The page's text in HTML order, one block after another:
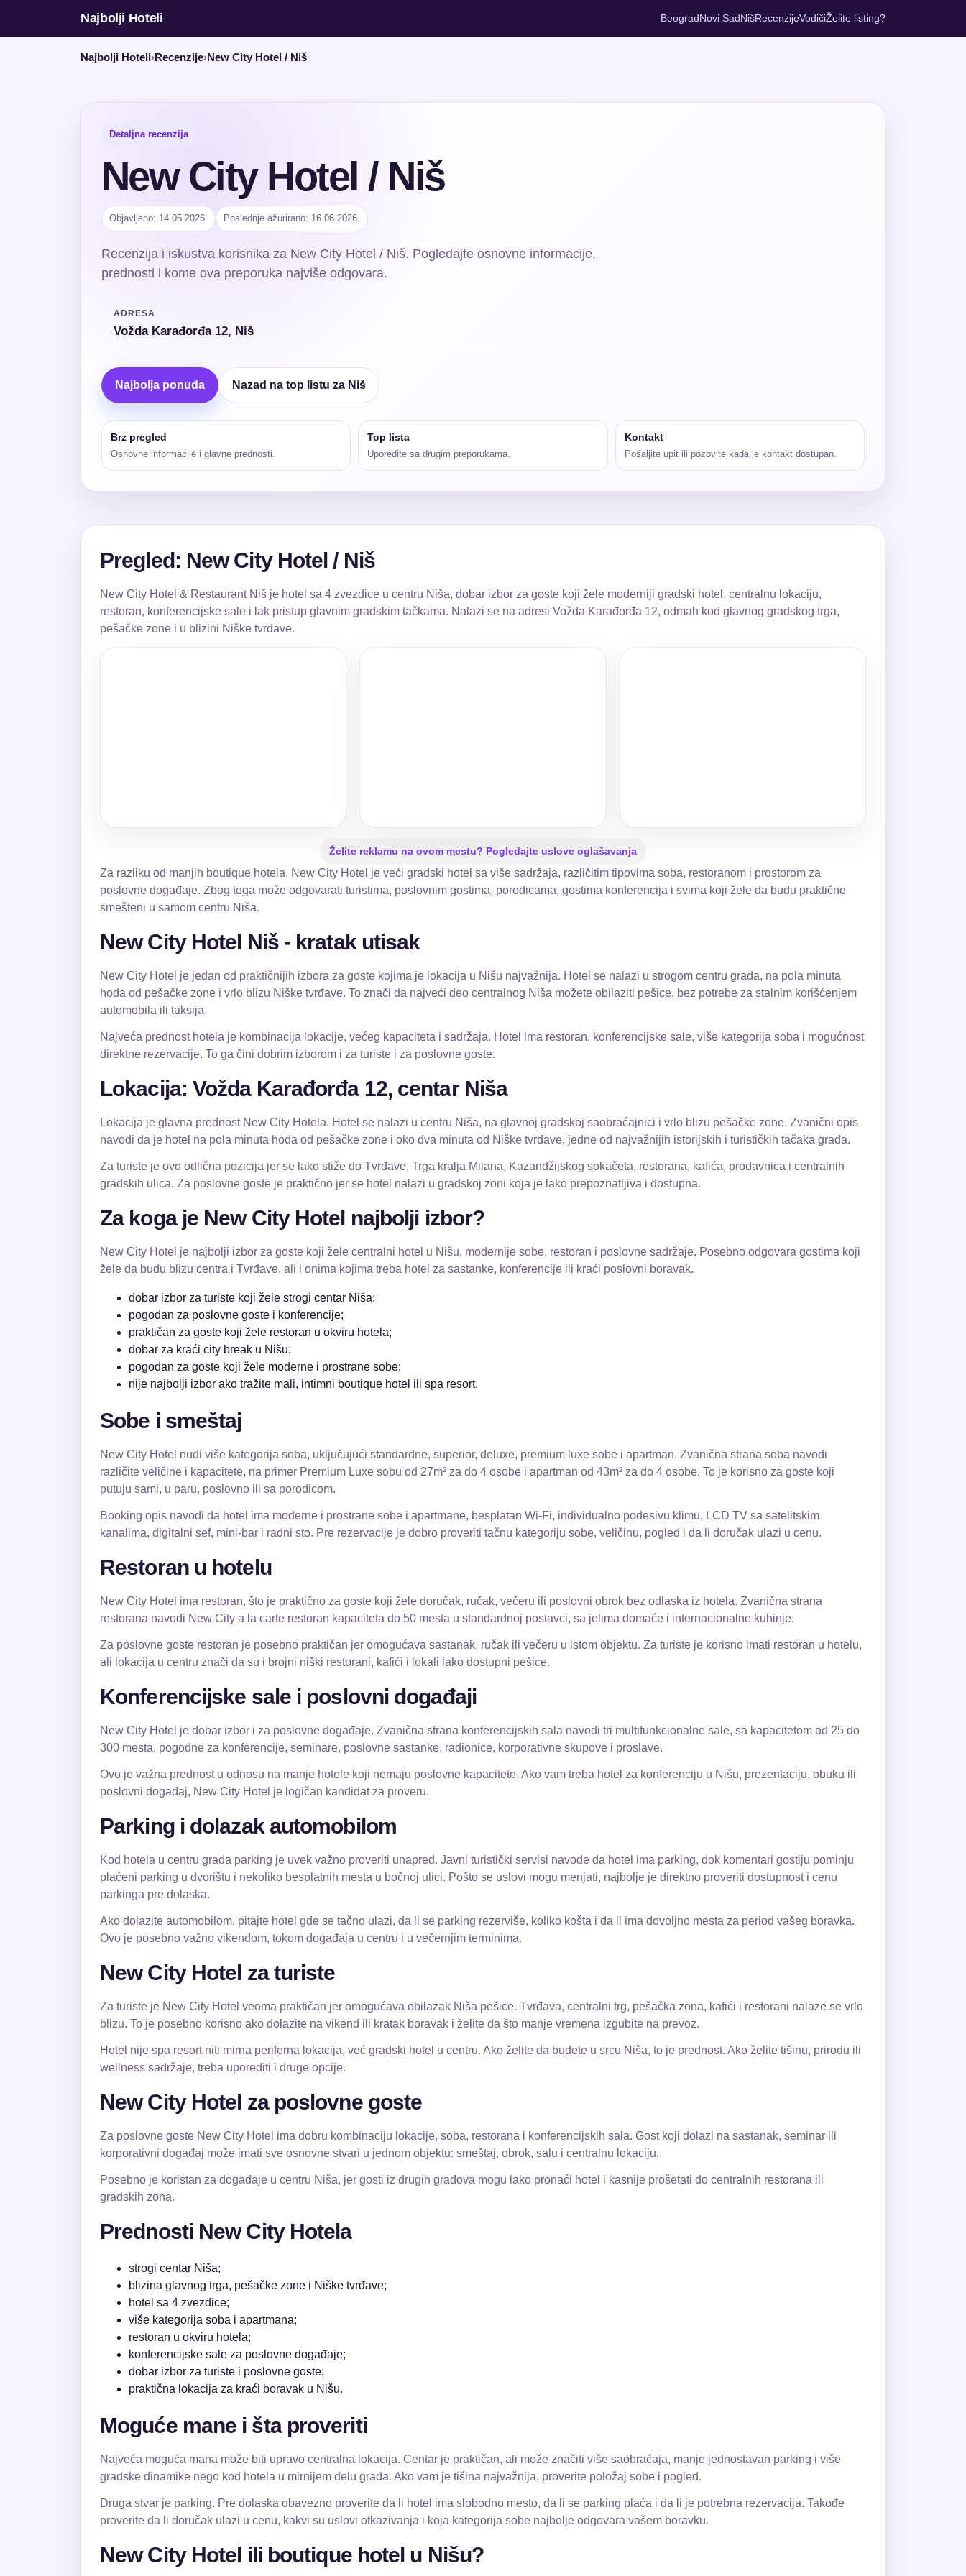
Najbolji Hoteli BeogradNovi SadNišRecenzijeVodičiŽelite listing?
Najbolji Hoteli›Recenzije›New City Hotel / Niš
Detaljna recenzija
New City Hotel / Niš
Objavljeno: 14.05.2026. Poslednje ažurirano: 16.06.2026.
Recenzija i iskustva korisnika za New City Hotel / Niš. Pogledajte osnovne informacije,
prednosti i kome ova preporuka najviše odgovara.
ADRESA
Vožda Karađorđa 12, Niš
Najbolja ponuda Nazad na top listu za Niš
Brz pregled
Osnovne informacije i glavne prednosti.
Top lista
Uporedite sa drugim preporukama.
Kontakt
Pošaljite upit ili pozovite kada je kontakt dostupan.
Pregled: New City Hotel / Niš
New City Hotel & Restaurant Niš je hotel sa 4 zvezdice u centru Niša, dobar izbor za goste koji žele moderniji gradski hotel, centralnu lokaciju,
restoran, konferencijske sale i lak pristup glavnim gradskim tačkama. Nalazi se na adresi Vožda Karađorđa 12, odmah kod glavnog gradskog trga,
pešačke zone i u blizini Niške tvrđave.
Želite reklamu na ovom mestu? Pogledajte uslove oglašavanja
Za razliku od manjih boutique hotela, New City Hotel je veći gradski hotel sa više sadržaja, različitim tipovima soba, restoranom i prostorom za
poslovne događaje. Zbog toga može odgovarati turistima, poslovnim gostima, porodicama, gostima konferencija i svima koji žele da budu praktično
smešteni u samom centru Niša.
New City Hotel Niš - kratak utisak
New City Hotel je jedan od praktičnijih izbora za goste kojima je lokacija u Nišu najvažnija. Hotel se nalazi u strogom centru grada, na pola minuta
hoda od pešačke zone i vrlo blizu Niške tvrđave. To znači da najveći deo centralnog Niša možete obilaziti pešice, bez potrebe za stalnim korišćenjem
automobila ili taksija.
Najveća prednost hotela je kombinacija lokacije, većeg kapaciteta i sadržaja. Hotel ima restoran, konferencijske sale, više kategorija soba i mogućnost
direktne rezervacije. To ga čini dobrim izborom i za turiste i za poslovne goste.
Lokacija: Vožda Karađorđa 12, centar Niša
Lokacija je glavna prednost New City Hotela. Hotel se nalazi u centru Niša, na glavnoj gradskoj saobraćajnici i vrlo blizu pešačke zone. Zvanični opis
navodi da je hotel na pola minuta hoda od pešačke zone i oko dva minuta od Niške tvrđave, jedne od najvažnijih istorijskih i turističkih tačaka grada.
Za turiste je ovo odlična pozicija jer se lako stiže do Tvrđave, Trga kralja Milana, Kazandžijskog sokačeta, restorana, kafića, prodavnica i centralnih
gradskih ulica. Za poslovne goste je praktično jer se hotel nalazi u gradskoj zoni koja je lako prepoznatljiva i dostupna.
Za koga je New City Hotel najbolji izbor?
New City Hotel je najbolji izbor za goste koji žele centralni hotel u Nišu, modernije sobe, restoran i poslovne sadržaje. Posebno odgovara gostima koji
žele da budu blizu centra i Tvrđave, ali i onima kojima treba hotel za sastanke, konferencije ili kraći poslovni boravak.
dobar izbor za turiste koji žele strogi centar Niša;
pogodan za poslovne goste i konferencije;
praktičan za goste koji žele restoran u okviru hotela;
dobar za kraći city break u Nišu;
pogodan za goste koji žele moderne i prostrane sobe;
nije najbolji izbor ako tražite mali, intimni boutique hotel ili spa resort.
Sobe i smeštaj
New City Hotel nudi više kategorija soba, uključujući standardne, superior, deluxe, premium luxe sobe i apartman. Zvanična strana soba navodi
različite veličine i kapacitete, na primer Premium Luxe sobu od 27m² za do 4 osobe i apartman od 43m² za do 4 osobe. To je korisno za goste koji
putuju sami, u paru, poslovno ili sa porodicom.
Booking opis navodi da hotel ima moderne i prostrane sobe i apartmane, besplatan Wi-Fi, individualno podesivu klimu, LCD TV sa satelitskim
kanalima, digitalni sef, mini-bar i radni sto. Pre rezervacije je dobro proveriti tačnu kategoriju sobe, veličinu, pogled i da li doručak ulazi u cenu.
Restoran u hotelu
New City Hotel ima restoran, što je praktično za goste koji žele doručak, ručak, večeru ili poslovni obrok bez odlaska iz hotela. Zvanična strana
restorana navodi New City a la carte restoran kapaciteta do 50 mesta u standardnoj postavci, sa jelima domaće i internacionalne kuhinje.
Za poslovne goste restoran je posebno praktičan jer omogućava sastanak, ručak ili večeru u istom objektu. Za turiste je korisno imati restoran u hotelu,
ali lokacija u centru znači da su i brojni niški restorani, kafići i lokali lako dostupni pešice.
Konferencijske sale i poslovni događaji
New City Hotel je dobar izbor i za poslovne događaje. Zvanična strana konferencijskih sala navodi tri multifunkcionalne sale, sa kapacitetom od 25 do
300 mesta, pogodne za konferencije, seminare, poslovne sastanke, radionice, korporativne skupove i proslave.
Ovo je važna prednost u odnosu na manje hotele koji nemaju poslovne kapacitete. Ako vam treba hotel za konferenciju u Nišu, prezentaciju, obuku ili
poslovni događaj, New City Hotel je logičan kandidat za proveru.
Parking i dolazak automobilom
Kod hotela u centru grada parking je uvek važno proveriti unapred. Javni turistički servisi navode da hotel ima parking, dok komentari gostiju pominju
plaćeni parking u dvorištu i nekoliko besplatnih mesta u bočnoj ulici. Pošto se uslovi mogu menjati, najbolje je direktno proveriti dostupnost i cenu
parkinga pre dolaska.
Ako dolazite automobilom, pitajte hotel gde se tačno ulazi, da li se parking rezerviše, koliko košta i da li ima dovoljno mesta za period vašeg boravka.
Ovo je posebno važno vikendom, tokom događaja u centru i u večernjim terminima.
New City Hotel za turiste
Za turiste je New City Hotel veoma praktičan jer omogućava obilazak Niša pešice. Tvrđava, centralni trg, pešačka zona, kafići i restorani nalaze se vrlo
blizu. To je posebno korisno ako dolazite na vikend ili kratak boravak i želite da što manje vremena izgubite na prevoz.
Hotel nije spa resort niti mirna periferna lokacija, već gradski hotel u centru. Ako želite da budete u srcu Niša, to je prednost. Ako želite tišinu, prirodu ili
wellness sadržaje, treba uporediti i druge opcije.
New City Hotel za poslovne goste
Za poslovne goste New City Hotel ima dobru kombinaciju lokacije, soba, restorana i konferencijskih sala. Gost koji dolazi na sastanak, seminar ili
korporativni događaj može imati sve osnovne stvari u jednom objektu: smeštaj, obrok, salu i centralnu lokaciju.
Posebno je koristan za događaje u centru Niša, jer gosti iz drugih gradova mogu lako pronaći hotel i kasnije prošetati do centralnih restorana ili
gradskih zona.
Prednosti New City Hotela
strogi centar Niša;
blizina glavnog trga, pešačke zone i Niške tvrđave;
hotel sa 4 zvezdice;
više kategorija soba i apartmana;
restoran u okviru hotela;
konferencijske sale za poslovne događaje;
dobar izbor za turiste i poslovne goste;
praktična lokacija za kraći boravak u Nišu.
Moguće mane i šta proveriti
Najveća moguća mana može biti upravo centralna lokacija. Centar je praktičan, ali može značiti više saobraćaja, manje jednostavan parking i više
gradske dinamike nego kod hotela u mirnijem delu grada. Ako vam je tišina najvažnija, proverite položaj sobe i pogled.
Druga stvar je parking. Pre dolaska obavezno proverite da li hotel ima slobodno mesto, da li se parking plaća i da li je potrebna rezervacija. Takođe
proverite da li doručak ulazi u cenu, kakvi su uslovi otkazivanja i koja kategorija sobe najbolje odgovara vašem boravku.
New City Hotel ili boutique hotel u Nišu?